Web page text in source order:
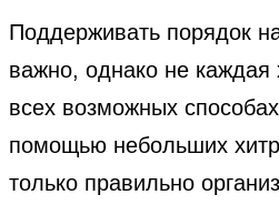
Поддерживать порядок
важно, однако не каждая
всех возможных
помощью небольших
только правильно